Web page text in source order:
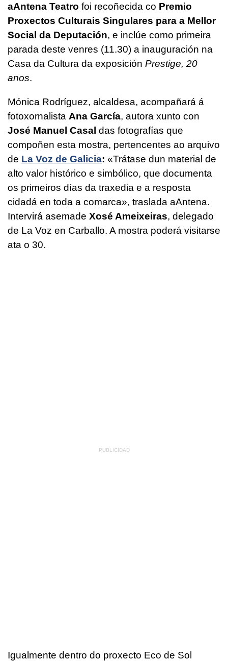
aAntena Teatro foi recoñecida co Premio
Proxectos Culturais Singulares para a Mellor
Social da Deputación, e inclúe como primeira
parada deste venres (11.30) a inauguración na
Casa da Cultura da exposición Prestige, 20
anos.
Mónica Rodríguez, alcaldesa, acompañará á
fotoxornalista Ana García, autora xunto con
José Manuel Casal das fotografías que
compoñen esta mostra, pertencentes ao arquivo
de La Voz de Galicia: «Trátase dun material de
alto valor histórico e simbólico, que documenta
os primeiros días da traxedia e a resposta
cidadá en toda a comarca», traslada aAntena.
Intervirá asemade Xosé Ameixeiras, delegado
de La Voz en Carballo. A mostra poderá visitarse
ata o 30.
Igualmente dentro do proxecto Eco de Sol